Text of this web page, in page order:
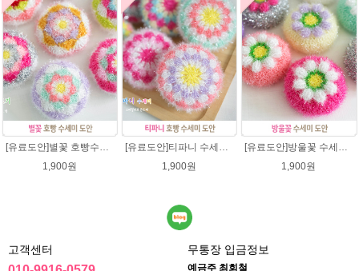
1,900원
1,900원
1,900원
고객센터 무통장 입금정보
예금주 최회철